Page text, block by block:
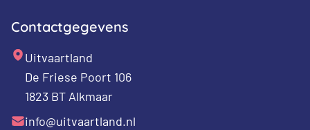
Contactgegevens
Uitvaartland
De Friese Poort 106
1823 BT Alkmaar
info@uitvaartland.nl